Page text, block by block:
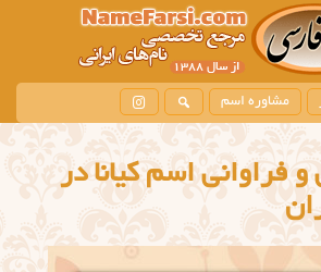
مشاوره اسم
و فراوانی اسم کیانا در